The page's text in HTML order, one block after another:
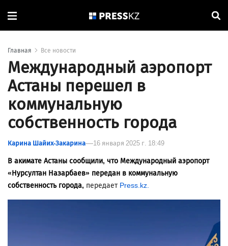
Главная Все новости
Международный аэропорт
Астаны перешел в
коммунальную
собственность города
Карина Шайих-Закарина 16 января 2025 г. 18:49
В акимате Астаны сообщили, что Международный аэропорт
«Нурсултан Назарбаев» передан в коммунальную
собственность города, передает Press.kz.